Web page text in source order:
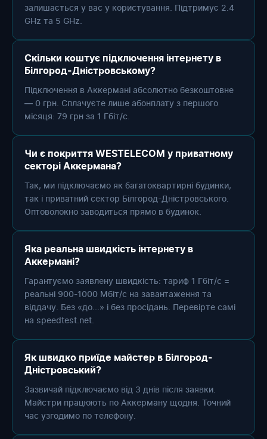
залишається у вас у користування. Підтримує 2.4
GHz та 5 GHz.
Скільки коштує підключення інтернету в
Білгород-Дністровському?
Підключення в Аккермані абсолютно безкоштовне
— 0 грн. Сплачуєте лише абонплату з першого
місяця: 79 грн за 1 Гбіт/с.
Чи є покриття WESTELECOM у приватному
секторі Аккермана?
Так, ми підключаємо як багатоквартирні будинки,
так і приватний сектор Білгород-Дністровського.
Оптоволокно заводиться прямо в будинок.
Яка реальна швидкість інтернету в
Аккермані?
Гарантуємо заявлену швидкість: тариф 1 Гбіт/с =
реальні 900-1000 Мбіт/с на завантаження та
віддачу. Без «до...» і без просідань. Перевірте самі
на speedtest.net.
Як швидко приїде майстер в Білгород-
Дністровський?
Зазвичай підключаємо від 3 днів після заявки.
Майстри працюють по Аккерману щодня. Точний
час узгодимо по телефону.